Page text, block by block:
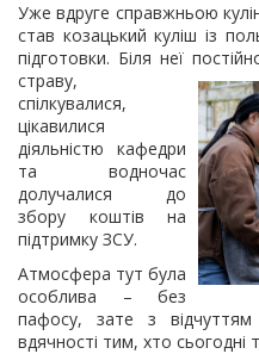
Уже вдруге справжньою
став козацький куліш із
підготовки. Біля неї
страву,
спілкувалися,
цікавилися
діяльністю кафедри
та водночас
долучалися до
збору коштів на
підтримку ЗСУ.
Атмосфера тут була
особлива – без
пафосу, зате з відчуттям
вдячності тим, хто сьогодні